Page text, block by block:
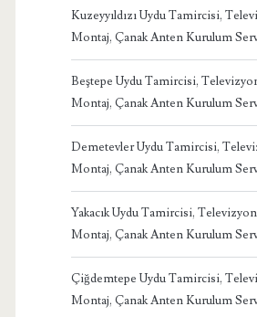
Kuzeyyıldızı Uydu Tamircisi,
Montaj, Çanak Anten Kurulum
Beştepe Uydu Tamircisi,
Montaj, Çanak Anten Kurulum
Demetevler Uydu Tamircisi,
Montaj, Çanak Anten Kurulum
Yakacık Uydu Tamircisi,
Montaj, Çanak Anten Kurulum
Çiğdemtepe Uydu Tamircisi,
Montaj, Çanak Anten Kurulum